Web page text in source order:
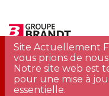
Site Actuellement
vous prions de
Notre site web est
pour une mise à
essentielle.